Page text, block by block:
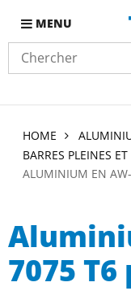
MENU
HOME
BARRES PLEINES
ALUMINIUM EN
7075